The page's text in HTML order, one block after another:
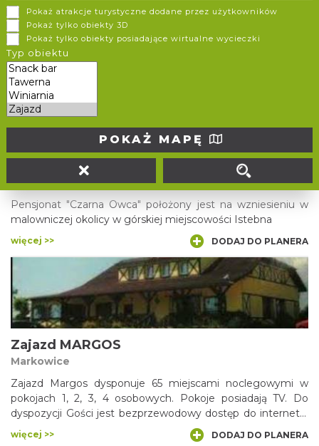
Pokaż atrakcje turystyczne dodane przez użytkowników
Pokaż tylko obiekty 3D
Pokaż tylko obiekty posiadające wirtualne wycieczki
Typ obiektu
POKAŻ MAPĘ
Karczma Ochodzita
Karczma Ochodzita dysponuje trzema salami o wielkości
150 osób, 40 osób, 15 osób.
więcej >>
Ośrodek Wypoczynkowy "Czarna Owca"
Istebna
Pensjonat "Czarna Owca" położony jest na wzniesieniu w
malowniczej okolicy w górskiej miejscowości Istebna
więcej >> DODAJ DO PLANERA
Zajazd MARGOS
Markowice
Zajazd Margos dysponuje 65 miejscami noclegowymi w
pokojach 1, 2, 3, 4 osobowych. Pokoje posiadają TV. Do
dyspozycji Gości jest bezprzewodowy dostęp do internetu.
Na terenie obiektu zamykany parking. W cenę noclegu
wliczone jest śniadanie. Serdecznie zapraszamy
więcej >> DODAJ DO PLANERA